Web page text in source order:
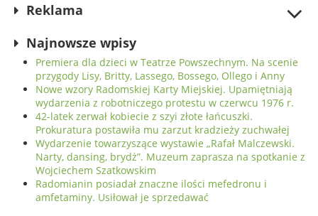
Reklama
Najnowsze wpisy
Premiera dla dzieci w Teatrze Powszechnym. Na scenie
przygody Lisy, Britty, Lassego, Bossego, Ollego i Anny
Nowe wzory Radomskiej Karty Miejskiej. Upamiętniają
wydarzenia z robotniczego protestu w czerwcu 1976 r.
42-latek zerwał kobiecie z szyi złote łańcuszki.
Prokuratura postawiła mu zarzut kradzieży zuchwałej
Wydarzenie towarzyszące wystawie „Rafał Malczewski.
Narty, dansing, brydż”. Muzeum zaprasza na spotkanie z
Wojciechem Szatkowskim
Radomianin posiadał znaczne ilości mefedronu i
amfetaminy. Usiłował je sprzedawać